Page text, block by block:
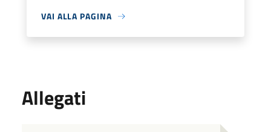
VAI ALLA PAGINA
Allegati